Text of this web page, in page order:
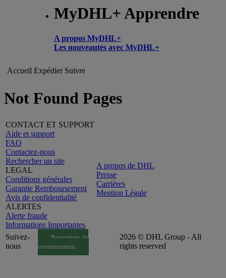
MyDHL+ Apprendre
A propos MyDHL+
Les nouveautés avec MyDHL+
Accueil Expédier Suivre
Not Found Pages
CONTACT ET SUPPORT
Aide et support
FAQ
Contactez-nous
Rechercher un site
LEGAL
Conditions générales
Garantie Remboursement
Avis de confidentialité
ALERTES
Alerte fraude
Informations Importantes
A propos de DHL
Presse
Carrières
Mention Légale
Suivez-
nous
Paramètres de
consentement
2026 © DHL Group - All
rights reserved